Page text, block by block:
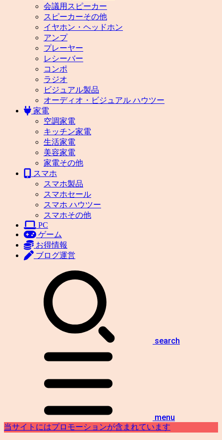
会議用スピーカー
スピーカーその他
イヤホン・ヘッドホン
アンプ
プレーヤー
レシーバー
コンポ
ラジオ
ビジュアル製品
オーディオ・ビジュアル ハウツー
家電
空調家電
キッチン家電
生活家電
美容家電
家電その他
スマホ
スマホ製品
スマホセール
スマホ ハウツー
スマホその他
PC
ゲーム
お得情報
ブログ運営
search
menu
当サイトにはプロモーションが含まれています